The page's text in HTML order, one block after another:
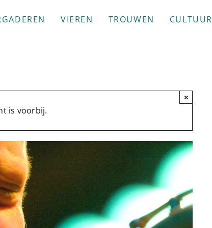
VIEREN TROUWEN CULTUUR
is voorbij.
×